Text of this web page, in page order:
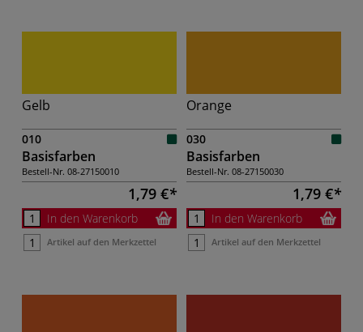
Gelb
010
Basisfarben
Bestell-Nr. 08-27150010
1,79 €
In den Warenkorb
Artikel auf den Merkzettel
Orange
030
Basisfarben
Bestell-Nr. 08-27150030
1,79 €
In den Warenkorb
Artikel auf den Merkzettel